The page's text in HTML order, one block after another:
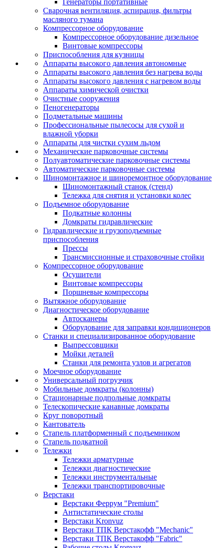
Генераторы портативные
Сварочная вентиляция, аспирация, фильтры
масляного тумана
Компрессорное оборудование
Компрессорное оборудование дизельное
Винтовые компрессоры
Приспособления для кузницы
Аппараты высокого давления автономные
Аппараты высокого давления без нагрева воды
Аппараты высокого давления с нагревом воды
Аппараты химической очистки
Очистные сооружения
Пеногенераторы
Подметальные машины
Профессиональные пылесосы для сухой и
влажной уборки
Аппараты для чистки сухим льдом
Механические парковочные системы
Полуавтоматические парковочные системы
Автоматические парковочные системы
Шиномонтажное и шиноремонтное оборудование
Шиномонтажный станок (стенд)
Тележка для снятия и установки колес
Подъемное оборудование
Подкатные колонны
Домкраты гидравлические
Гидравлические и грузоподъемные
приспособления
Прессы
Трансмиссионные и страховочные стойки
Компрессорное оборудование
Осушители
Винтовые компрессоры
Поршневые компрессоры
Вытяжное оборудование
Диагностическое оборудование
Автосканеры
Оборудование для заправки кондиционеров
Станки и специализированное оборудование
Выпрессовщики
Мойки деталей
Станки для ремонта узлов и агрегатов
Моечное оборудование
Универсальный погрузчик
Мобильные домкраты (колонны)
Стационарные подпольные домкраты
Телескопические канавные домкраты
Круг поворотный
Кантователь
Стапель платформенный с подъемником
Стапель подкатной
Тележки
Тележки арматурные
Тележки диагностические
Тележки инструментальные
Тележки транспортировочные
Верстаки
Верстаки Феррум "Premium"
Антистатические столы
Верстаки Kronvuz
Верстаки ТПК Верстакофф "Mechanic"
Верстаки ТПК Верстакофф "Fabric"